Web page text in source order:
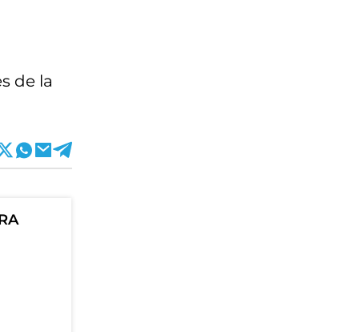
de la